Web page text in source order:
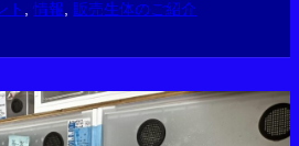
ト , 情報 販売生体のご紹介